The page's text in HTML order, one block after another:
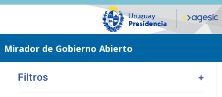
Saltar
Mirador de Gobierno Abierto
Filtros +